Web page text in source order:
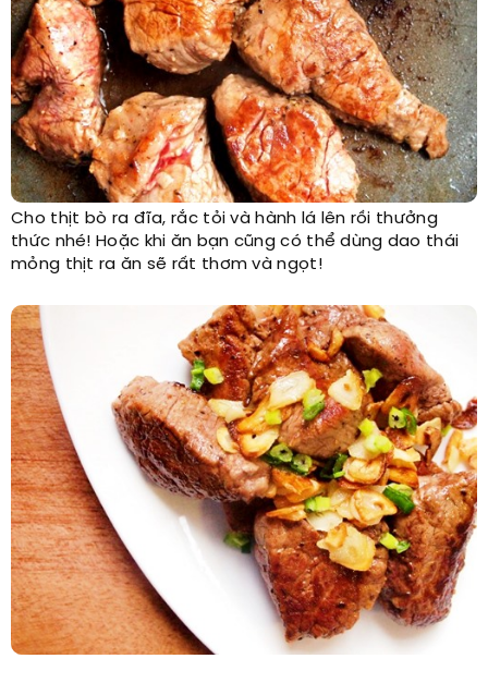
Cho thịt bò ra đĩa, rắc tỏi và hành lá lên rồi thưởng
thức nhé! Hoặc khi ăn bạn cũng có thể dùng dao thái
mỏng thịt ra ăn sẽ rất thơm và ngọt!